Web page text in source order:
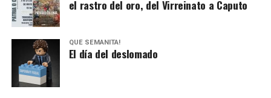
el rastro del oro, del Virreinato a Caputo
QUÉ SEMANITA!
El día del deslomado